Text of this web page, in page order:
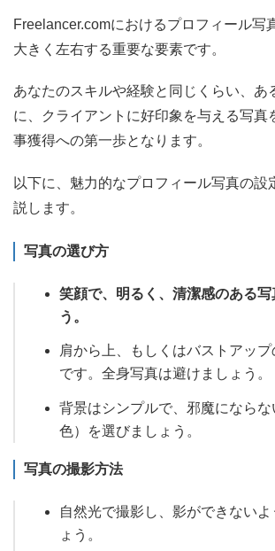
Freelancer.comにおけるプロフィール写
大きく左右する重要な要素です。
あなたのスキルや経験と同じくらい、あ
に、クライアントに好印象を与える写真
事獲得への第一歩となります。
以下に、魅力的なプロフィール写真の設
説します。
写真の選び方
笑顔で、明るく、清潔感のある写
う。
肩から上、もしくはバストアッ
です。全身写真は避けましょう。
背景はシンプルで、邪魔になら
色）を選びましょう。
写真の撮影方法
自然光で撮影し、影ができない
ょう。